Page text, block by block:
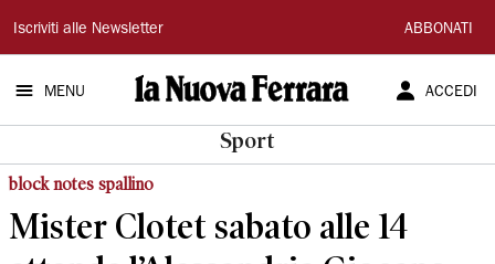
La
Nuova
Ferrara
Iscriviti alle Newsletter ABBONATI
MENU ACCEDI
Sport
block notes spallino
Mister Clotet sabato alle 14